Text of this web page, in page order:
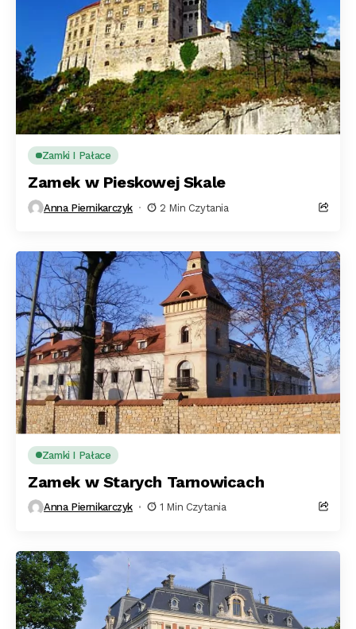
Zamki I Pałace
Zamek w Pieskowej Skale
Anna Piernikarczyk 2 Min Czytania
Zamki I Pałace
Zamek w Starych Tarnowicach
Anna Piernikarczyk 1 Min Czytania